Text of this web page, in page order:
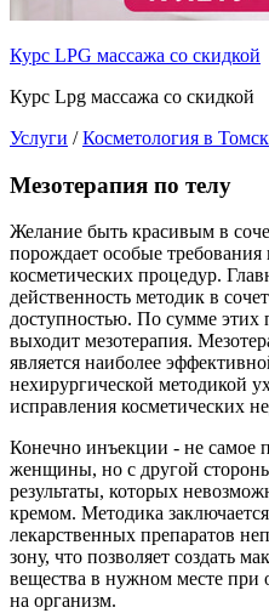
Курс LPG массажа со скидкой
Курс Lpg массажа со скидкой
Услуги /Косметология в
Мезотерапия по телу
Желание быть красивым в
порождает особые
косметических процедур.
действенность методик в
доступностью. По сумме этих
выходит мезотерапия.
является наиболее
нехирургической методикой
исправления косметических
Конечно инъекции - не самое
женщины, но с другой
результаты, которых
кремом. Методика
лекарственных препаратов
зону, что позволяет создать
вещества в нужном месте при
на организм.